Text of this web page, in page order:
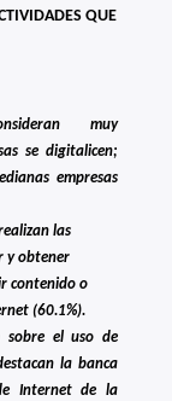
QUE
muy
se digitalicen;
empresas
las
y obtener
contenido o
(60.1%).
sobre el uso de
la banca
Internet de la